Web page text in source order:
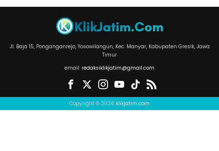
Jl. Baja 15, Ponganganrejo, Yosowilangun, Kec. Manyar, Kabupaten Gresik, Jawa
Timur
email: redaksiklikjatim@gmail.com
Copyright © 2026 klikjatim.com